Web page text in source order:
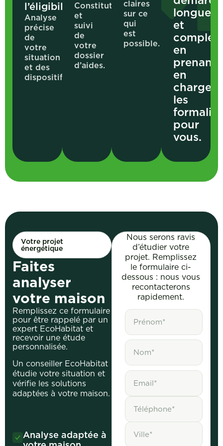
l’éligibilité
Analyse
précise
de
votre
situation
et des
dispositifs.
Constitution
et
suivi
de
votre
dossier
d’aides.
claires
sur ce
qui
est
possible.
longues
et
en
prenant
en
charge
les
pour
vous.
Faites
analyser
votre maison
Votre projet
énergétique
Remplissez ce formulaire
pour être rappelé par un
expert EcoHabitat et
recevoir une étude
personnalisée.
Un conseiller EcoHabitat
étudie votre situation et
vérifie les solutions
adaptées à votre maison.
Analyse adaptée à
Nous serons ravis
d’étudier votre
projet. Remplissez
le formulaire ci-
dessous : nous vous
recontacterons
rapidement.